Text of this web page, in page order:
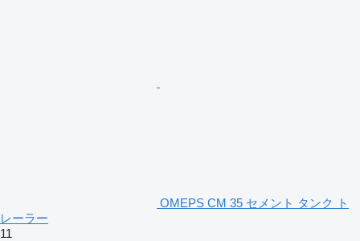
OMEPS CM 35 セメント タンク ト
レーラー
11